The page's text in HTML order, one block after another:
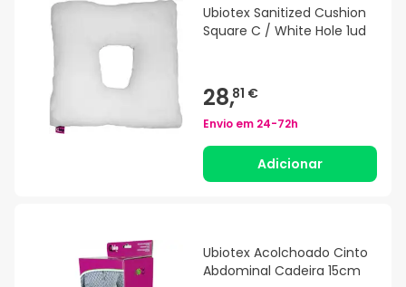
Ubiotex Sanitized Cushion
Square C / White Hole 1ud
28,81 €
Envio em 24-72h
Adicionar
Ubiotex Acolchoado Cinto
Abdominal Cadeira 15cm